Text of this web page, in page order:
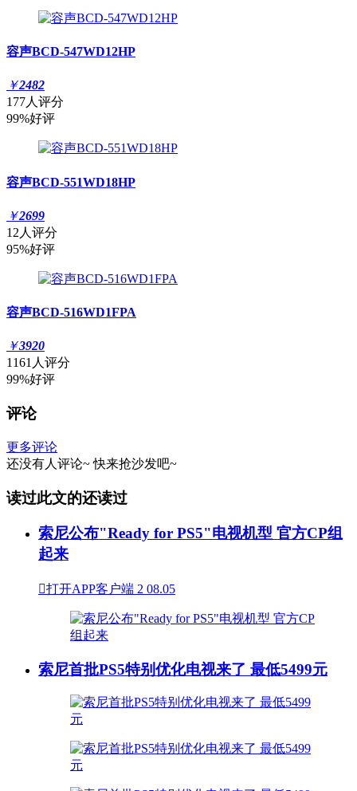
容声BCD-547WD12HP
￥2482
177人评分
99%好评
容声BCD-551WD18HP
￥2699
12人评分
95%好评
容声BCD-516WD1FPA
￥3920
1161人评分
99%好评
评论
更多评论
还没有人评论~ 快来抢沙发吧~
读过此文的还读过
索尼公布"Ready for PS5"电视机型 官方CP组
起来
打开APP客户端 2 08.05
索尼首批PS5特别优化电视来了 最低5499元